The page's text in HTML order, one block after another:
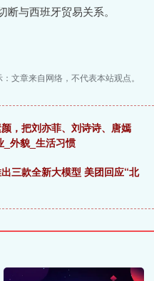
与西班牙贸易关系。
文章来自网络，不代表本站观点。
，把刘亦菲、刘诗诗、唐嫣
_外貌_生活习惯
三款全新大模型 美团回应“北